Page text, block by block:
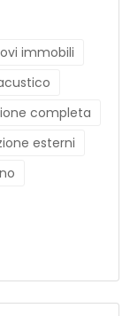
immobili
completa
esterni